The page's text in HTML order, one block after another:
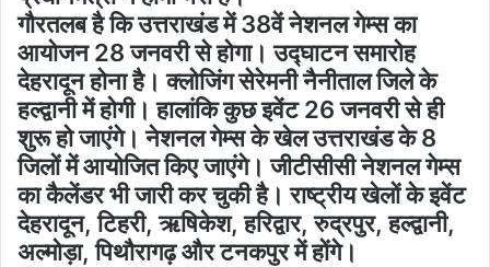
गौरतलब है कि उत्तराखंड में 38वें नेशनल गेम्स का
आयोजन 28 जनवरी से होगा। उद्घाटन समारोह
देहरादून होना है। क्लोजिंग सेरेमनी नैनीताल जिले के
हल्द्वानी में होगी। हालांकि कुछ इवेंट 26 जनवरी से ही
शुरू हो जाएंगे। नेशनल गेम्स के खेल उत्तराखंड के 8
जिलों में आयोजित किए जाएंगे। जीटीसीसी नेशनल गेम्स
का कैलेंडर भी जारी कर चुकी है। राष्ट्रीय खेलों के इवेंट
देहरादून, टिहरी, ऋषिकेश, हरिद्वार, रुद्रपुर, हल्द्वानी,
अल्मोड़ा, पिथौरागढ़ और टनकपुर में होंगे।